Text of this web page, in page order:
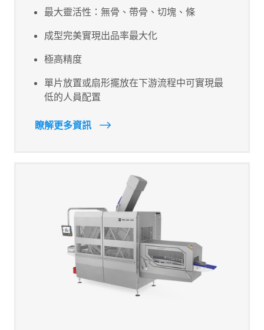
最大靈活性：無骨、帶骨、切塊、條
成型完美實現出品率最大化
極高精度
單片放置或扇形擺放在下游流程中可實現最
低的人員配置
瞭解更多資訊